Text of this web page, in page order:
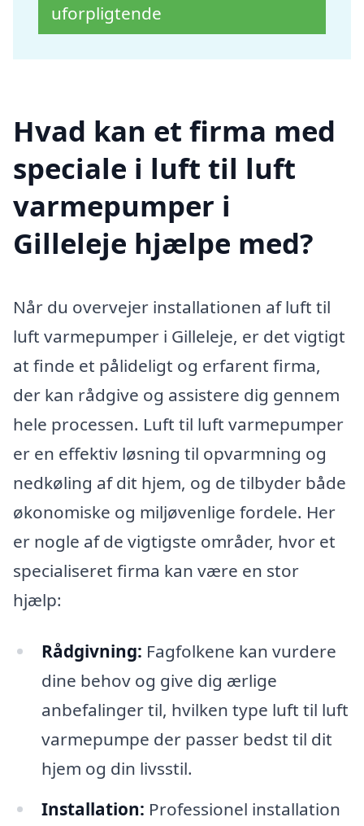
uforpligtende
Hvad kan et firma med
speciale i luft til luft
varmepumper i
Gilleleje hjælpe med?
Når du overvejer installationen af luft til
luft varmepumper i Gilleleje, er det vigtigt
at finde et pålideligt og erfarent firma,
der kan rådgive og assistere dig gennem
hele processen. Luft til luft varmepumper
er en effektiv løsning til opvarmning og
nedkøling af dit hjem, og de tilbyder både
økonomiske og miljøvenlige fordele. Her
er nogle af de vigtigste områder, hvor et
specialiseret firma kan være en stor
hjælp:
Rådgivning: Fagfolkene kan vurdere
dine behov og give dig ærlige
anbefalinger til, hvilken type luft til luft
varmepumpe der passer bedst til dit
hjem og din livsstil.
Installation: Professionel installation